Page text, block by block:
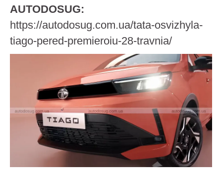
AUTODOSUG:
https://autodosug.com.ua/tata-osvizhyla-
tiago-pered-premieroiu-28-travnia/